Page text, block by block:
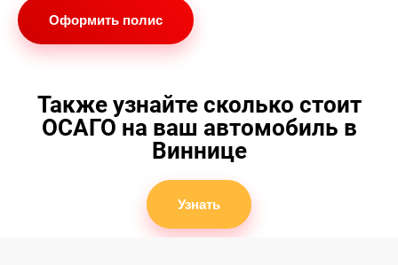
Оформить полис
Также узнайте сколько стоит
ОСАГО на ваш автомобиль в
Виннице
Узнать